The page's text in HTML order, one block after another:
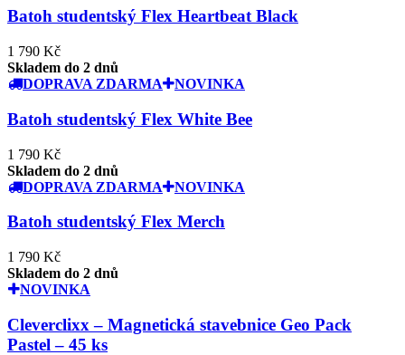
Batoh studentský Flex Heartbeat Black
1 790 Kč
Skladem do 2 dnů
DOPRAVA ZDARMA
NOVINKA
Batoh studentský Flex White Bee
1 790 Kč
Skladem do 2 dnů
DOPRAVA ZDARMA
NOVINKA
Batoh studentský Flex Merch
1 790 Kč
Skladem do 2 dnů
NOVINKA
Cleverclixx – Magnetická stavebnice Geo Pack
Pastel – 45 ks